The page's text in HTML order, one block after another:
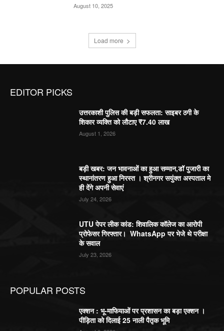
August 10, 2025
Load more
EDITOR PICKS
उत्तरकाशी पुलिस की बड़ी सफलता: साइबर ठगी के
शिकार व्यक्ति को लौटाए ₹7.40 लाख
August 1, 2026
बड़ी खबर: जन भावनाओं का हुआ सम्मान,डॉ पुजारी का
स्थानांतरण हुआ निरस्त । श्रीनगर सयुंक्त अस्पताल मे
ही देंगे अपनी सेवाएं
July 24, 2026
UTU पेपर लीक कांड: शिवालिक कॉलेज का आरोपी
प्रोफेसर गिरफ्तार। WhatsApp पर भेजे थे परीक्षा
के सवाल
July 23, 2026
POPULAR POSTS
एक्शन : भू-माफियाओं पर प्रशासन का बड़ा एक्शन ।
पीड़िता को दिलाई 25 नाली पैतृक भूमि